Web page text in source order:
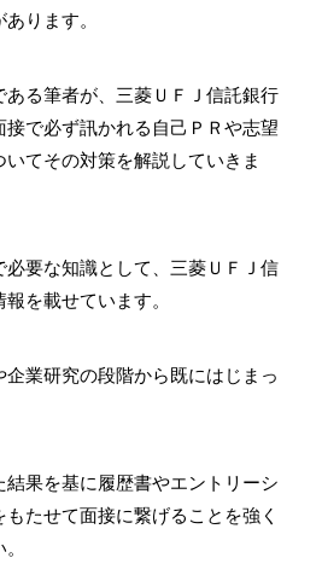
ります。
る筆者が、三菱ＵＦＪ信託銀行
で必ず訊かれる自己ＰＲや志望
てその対策を解説していきま
必要な知識として、三菱ＵＦＪ信
を載せています。
業研究の段階から既にはじまっ
結果を基に履歴書やエントリーシ
たせて面接に繋げることを強く